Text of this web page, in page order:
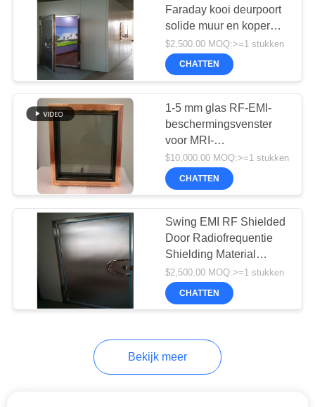
RF-afschermende
koperfolie
Ventilatie van
honingraat
Faraday kooi deurpoort
solide muur en koper
scherm kamers rf
afschermingsruimte emc
anechoïsche kamer
$2,500.00 MOQ:>=1 stukken
CHATTEN
1-5 mm glas RF-EMI-
beschermingsvenster
voor MRI-
beschermingsruimte met
draadnet binnen emi
$10,000.00 MOQ:>=1 stukken
CHATTEN
Swing EMI RF Shielded
Door Radiofrequentie
Shielding Material
900x1900mm hoge
kwaliteit
$2,500.00 MOQ:>=1 stukken
CHATTEN
Bekijk meer